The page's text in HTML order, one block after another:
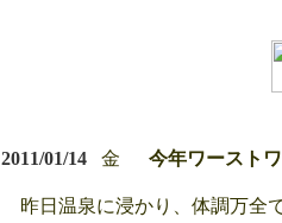
2011/01/14 金 今年ワースト
昨日温泉に浸かり、体調万全